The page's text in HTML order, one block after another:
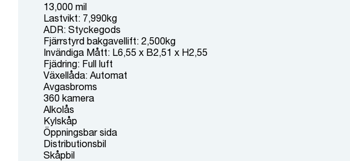
13,000 mil
Lastvikt: 7,990kg
ADR: Styckegods
Fjärrstyrd bakgavellift: 2,500kg
Invändiga Mått: L6,55 x B2,51 x H2,55
Fjädring: Full luft
Växellåda: Automat
Avgasbroms
360 kamera
Alkolås
Kylskåp
Öppningsbar sida
Distributionsbil
Skåpbil